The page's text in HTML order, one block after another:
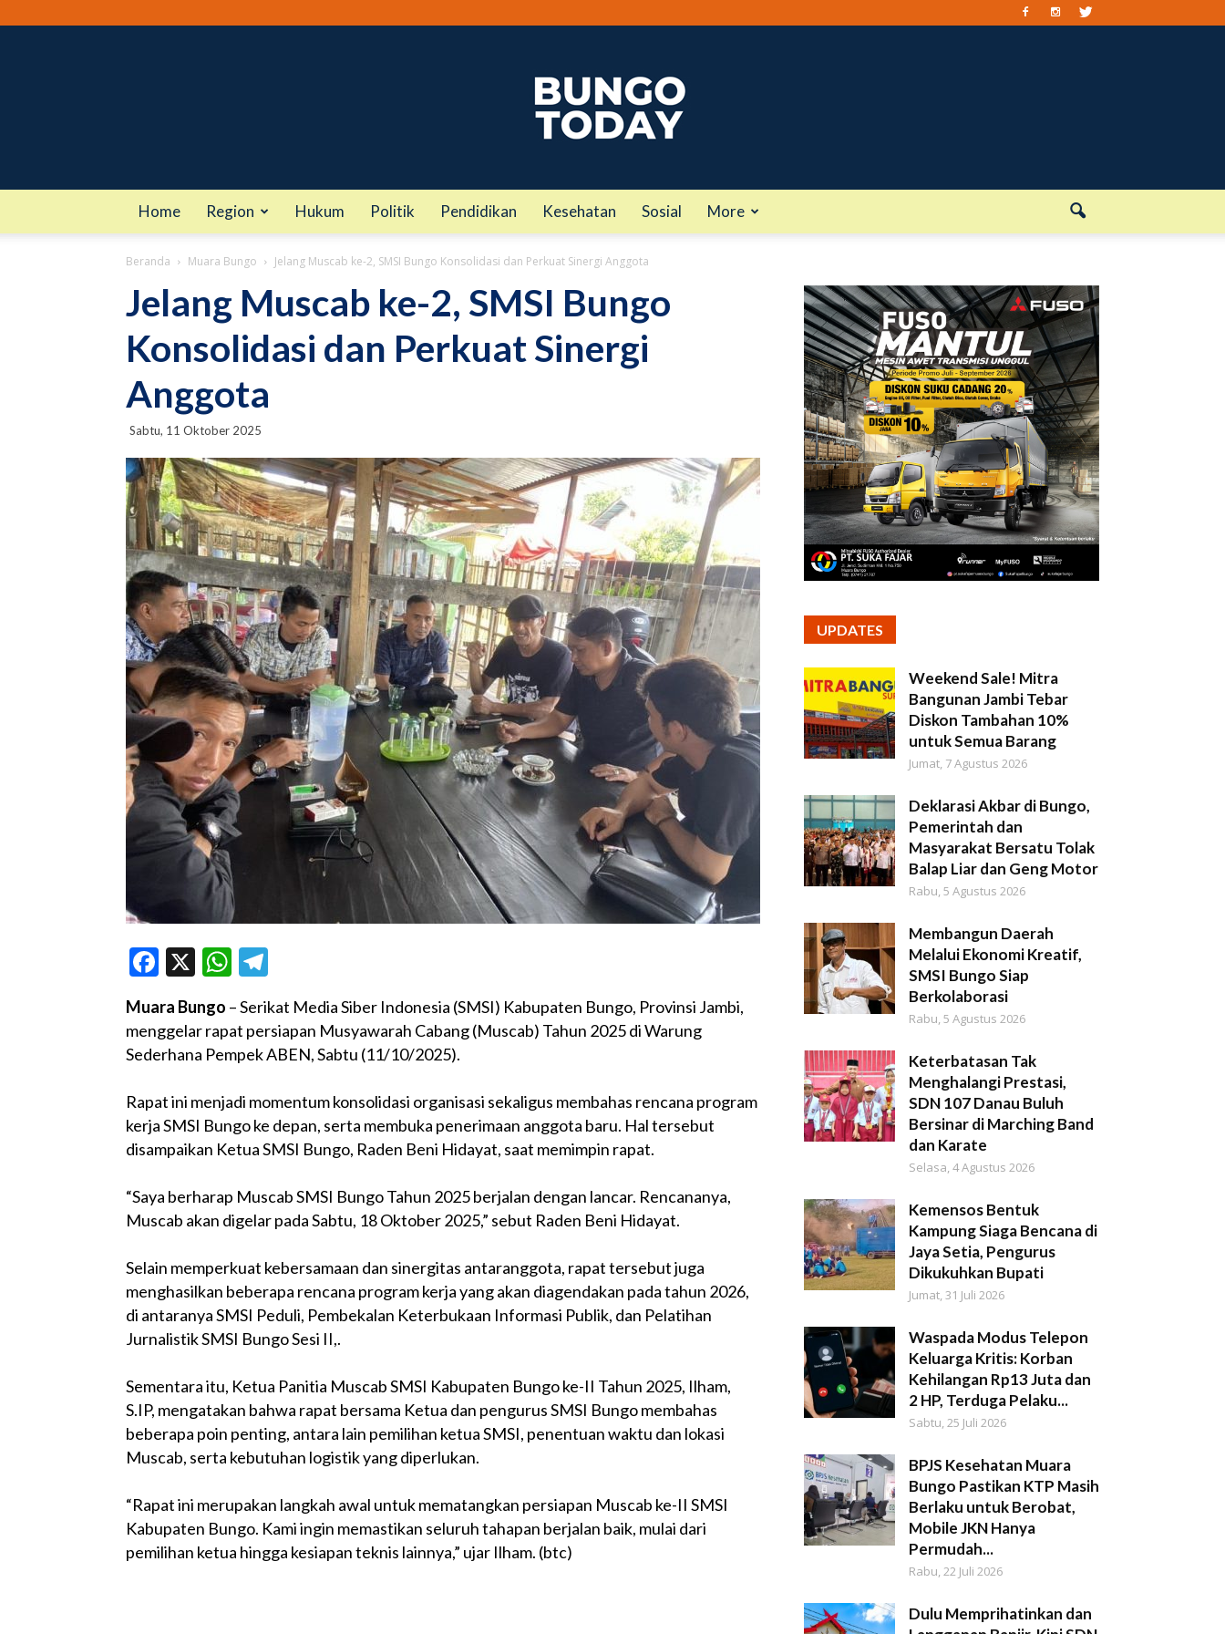
Home Region Hukum Politik Pendidikan Kesehatan Sosial More
Beranda Muara Bungo Jelang Muscab ke-2, SMSI Bungo Konsolidasi dan Perkuat Sinergi Anggota
Jelang Muscab ke-2, SMSI Bungo
Konsolidasi dan Perkuat Sinergi
Anggota
Sabtu, 11 Oktober 2025
Facebook
X WhatsApp
Muara Bungo – Serikat Media Siber Indonesia (SMSI) Kabupaten Bungo, Provinsi Jambi,
menggelar rapat persiapan Musyawarah Cabang (Muscab) Tahun 2025 di Warung
Sederhana Pempek ABEN, Sabtu (11/10/2025).
Rapat ini menjadi momentum konsolidasi organisasi sekaligus membahas rencana program
kerja SMSI Bungo ke depan, serta membuka penerimaan anggota baru. Hal tersebut
disampaikan Ketua SMSI Bungo, Raden Beni Hidayat, saat memimpin rapat.
“Saya berharap Muscab SMSI Bungo Tahun 2025 berjalan dengan lancar. Rencananya,
Muscab akan digelar pada Sabtu, 18 Oktober 2025,” sebut Raden Beni Hidayat.
Selain memperkuat kebersamaan dan sinergitas antaranggota, rapat tersebut juga
menghasilkan beberapa rencana program kerja yang akan diagendakan pada tahun 2026,
di antaranya SMSI Peduli, Pembekalan Keterbukaan Informasi Publik, dan Pelatihan
Jurnalistik SMSI Bungo Sesi II,.
Sementara itu, Ketua Panitia Muscab SMSI Kabupaten Bungo ke-II Tahun 2025, Ilham,
S.IP, mengatakan bahwa rapat bersama Ketua dan pengurus SMSI Bungo membahas
beberapa poin penting, antara lain pemilihan ketua SMSI, penentuan waktu dan lokasi
Muscab, serta kebutuhan logistik yang diperlukan.
“Rapat ini merupakan langkah awal untuk mematangkan persiapan Muscab ke-II SMSI
Kabupaten Bungo. Kami ingin memastikan seluruh tahapan berjalan baik, mulai dari
pemilihan ketua hingga kesiapan teknis lainnya,” ujar Ilham. (btc)
UPDATES
Weekend Sale! Mitra
Bangunan Jambi Tebar
Diskon Tambahan 10%
untuk Semua Barang
Jumat, 7 Agustus 2026
Deklarasi Akbar di Bungo,
Pemerintah dan
Masyarakat Bersatu Tolak
Balap Liar dan Geng Motor
Rabu, 5 Agustus 2026
Membangun Daerah
Melalui Ekonomi Kreatif,
SMSI Bungo Siap
Berkolaborasi
Rabu, 5 Agustus 2026
Keterbatasan Tak
Menghalangi Prestasi,
SDN 107 Danau Buluh
Bersinar di Marching Band
dan Karate
Selasa, 4 Agustus 2026
Kemensos Bentuk
Kampung Siaga Bencana di
Jaya Setia, Pengurus
Dikukuhkan Bupati
Jumat, 31 Juli 2026
Waspada Modus Telepon
Keluarga Kritis: Korban
Kehilangan Rp13 Juta dan
2 HP, Terduga Pelaku...
Sabtu, 25 Juli 2026
BPJS Kesehatan Muara
Bungo Pastikan KTP Masih
Berlaku untuk Berobat,
Mobile JKN Hanya
Permudah...
Rabu, 22 Juli 2026
Dulu Memprihatinkan dan